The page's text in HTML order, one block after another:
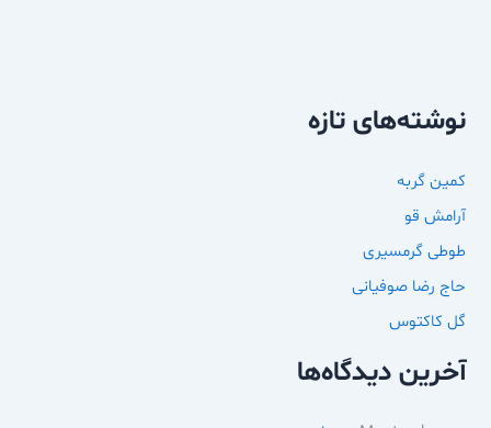
نوشته‌های تازه
کمین گربه
آرامش قو
طوطی گرمسیری
حاج رضا صوفیانی
گل کاکتوس
آخرین دیدگاه‌ها